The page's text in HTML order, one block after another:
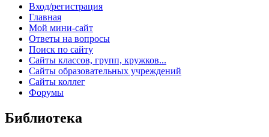
Вход/регистрация
Главная
Мой мини-сайт
Ответы на вопросы
Поиск по сайту
Сайты классов, групп, кружков...
Сайты образовательных учреждений
Сайты коллег
Форумы
Библиотека